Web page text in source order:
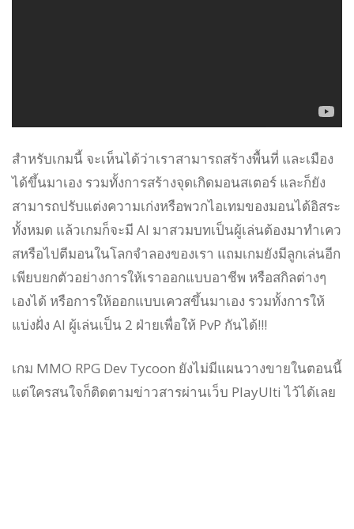
สำหรับเกมนี้ จะเห็นได้ว่าเราสามารถสร้างพื้นที่ และเมือง
ได้ขึ้นมาเอง รวมทั้งการสร้างจุดเกิดมอนสเตอร์ และก็ยัง
สามารถปรับแต่งความเก่งหรือพวกไอเทมของมอนได้อิสระ
ทั้งหมด แล้วเกมก็จะมี AI มาสวมบทเป็นผู้เล่นต้องมาทำเคว
สหรือไปตีมอนในโลกจำลองของเรา แถมเกมยังมีลูกเล่นอีก
เพียบยกตัวอย่างการให้เราออกแบบอาชีพ หรือสกิลต่างๆ
เองได้ หรือการให้ออกแบบเควสขึ้นมาเอง รวมทั้งการให้
แบ่งฝั่ง AI ผู้เล่นเป็น 2 ฝ่ายเพื่อให้ PvP กันได้!!!
เกม MMO RPG Dev Tycoon ยังไม่มีแผนวางขายในตอนนี้
แต่ใครสนใจก็ติดตามข่าวสารผ่านเว็บ PlayUlti ไว้ได้เลย